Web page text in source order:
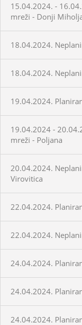
15.04.2024. -
mreži - Donji
18.04.2024.
18.04.2024.
19.04.2024.
19.04.2024 -
mreži - Poljana
20.04.2024.
Virovitica
22.04.2024.
22.04.2024.
24.04.2024.
24.04.2024.
24.04.2024.